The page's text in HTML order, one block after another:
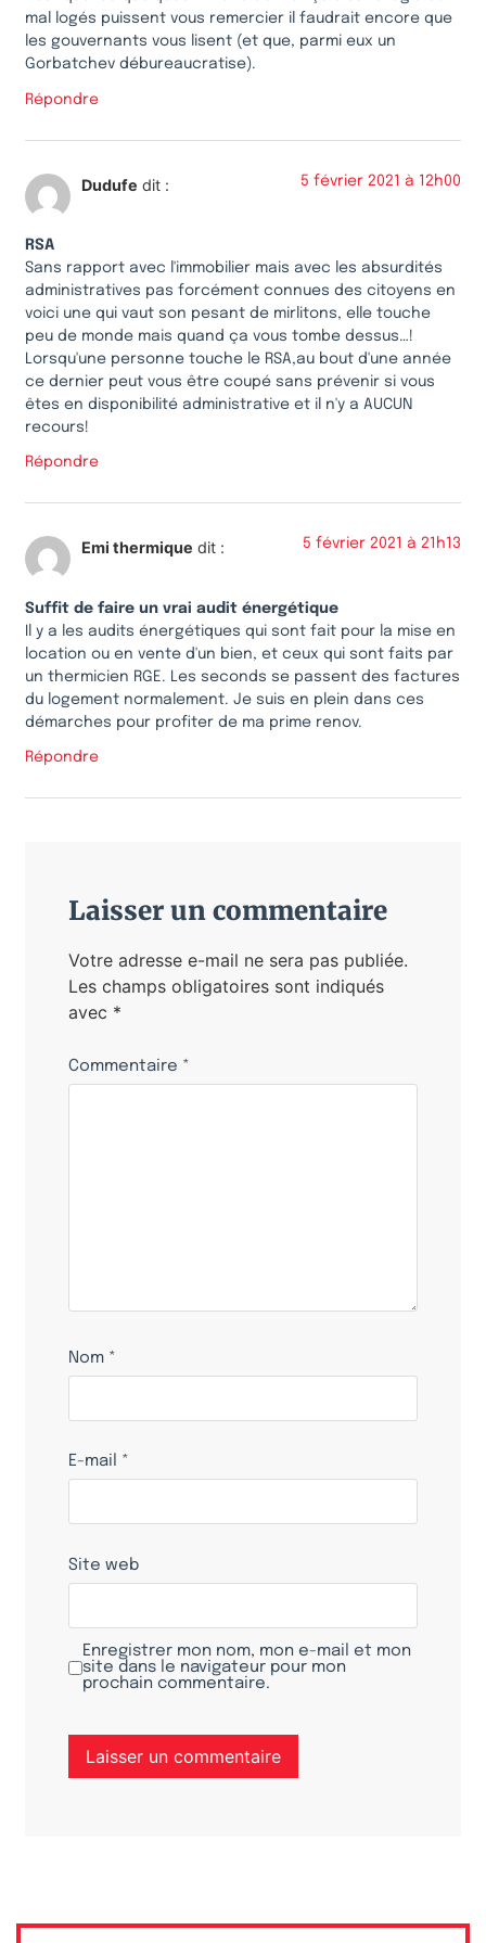
mal logés puissent vous remercier il faudrait encore que
les gouvernants vous lisent (et que, parmi eux un
Gorbatchev débureaucratise).
Répondre
Dudufe dit : 5 février 2021 à 12h00
RSA
Sans rapport avec l'immobilier mais avec les absurdités
administratives pas forcément connues des citoyens en
voici une qui vaut son pesant de mirlitons, elle touche
peu de monde mais quand ça vous tombe dessus…!
Lorsqu'une personne touche le RSA,au bout d'une année
ce dernier peut vous être coupé sans prévenir si vous
êtes en disponibilité administrative et il n'y a AUCUN
recours!
Répondre
Emi thermique dit : 5 février 2021 à 21h13
Suffit de faire un vrai audit énergétique
Il y a les audits énergétiques qui sont fait pour la mise en
location ou en vente d'un bien, et ceux qui sont faits par
un thermicien RGE. Les seconds se passent des factures
du logement normalement. Je suis en plein dans ces
démarches pour profiter de ma prime renov.
Répondre
Laisser un commentaire
Votre adresse e-mail ne sera pas publiée.
Les champs obligatoires sont indiqués
avec *
Commentaire *
Nom *
E-mail *
Site web
Enregistrer mon nom, mon e-mail et mon
site dans le navigateur pour mon
prochain commentaire.